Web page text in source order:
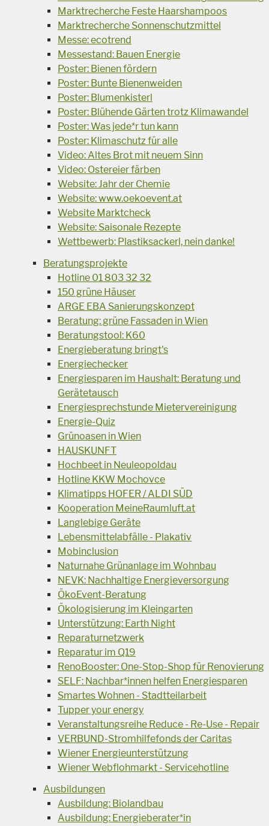
Marktrecherche Feste Haarshampoos
Marktrecherche Sonnenschutzmittel
Messe: ecotrend
Messestand: Bauen Energie
Poster: Bienen fördern
Poster: Bunte Bienenweiden
Poster: Blumenkisterl
Poster: Blühende Gärten trotz Klimawandel
Poster: Was jede*r tun kann
Poster: Klimaschutz für alle
Video: Altes Brot mit neuem Sinn
Video: Ostereier färben
Website: Jahr der Chemie
Website: www.oekoevent.at
Website Marktcheck
Website: Saisonale Rezepte
Wettbewerb: Plastiksackerl, nein danke!
Beratungsprojekte
Hotline 01 803 32 32
150 grüne Häuser
ARGE EBA Sanierungskonzept
Beratung: grüne Fassaden in Wien
Beratungstool: K60
Energieberatung bringt's
Energiechecker
Energiesparen im Haushalt: Beratung und
Gerätetausch
Energiesprechstunde Mietervereinigung
Energie-Quiz
Grünoasen in Wien
HAUSKUNFT
Hochbeet in Neuleopoldau
Hotline KKW Mochovce
Klimatipps HOFER / ALDI SÜD
Kooperation MeineRaumluft.at
Langlebige Geräte
Lebensmittelabfälle - Plakativ
Mobinclusion
Naturnahe Grünanlage im Wohnbau
NEVK: Nachhaltige Energieversorgung
ÖkoEvent-Beratung
Ökologisierung im Kleingarten
Unterstützung: Earth Night
Reparaturnetzwerk
Reparatur im Q19
RenoBooster: One-Stop-Shop für Renovierung
SELF: Nachbar*innen helfen Energiesparen
Smartes Wohnen - Stadtteilarbeit
Tupper your energy
Veranstaltungsreihe Reduce - Re-Use - Repair
VERBUND-Stromhilfefonds der Caritas
Wiener Energieunterstützung
Wiener Webflohmarkt - Servicehotline
Ausbildungen
Ausbildung: Biolandbau
Ausbildung: Energieberater*in